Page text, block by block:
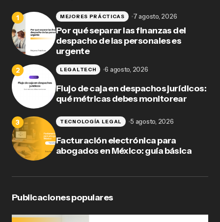
Por qué separar las finanzas del
despacho de las personales es
urgente
MEJORES PRÁCTICAS 7 agosto, 2026
Flujo de caja en despachos jurídicos:
qué métricas debes monitorear
LEGALTECH 6 agosto, 2026
Facturación electrónica para
abogados en México: guía básica
TECNOLOGÍA LEGAL 5 agosto, 2026
Publicaciones populares